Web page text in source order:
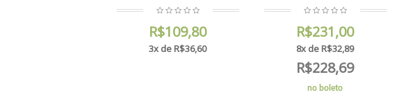
R$109,80
3x de R$36,60
R$231,00
8x de R$32,89
R$228,69
no boleto